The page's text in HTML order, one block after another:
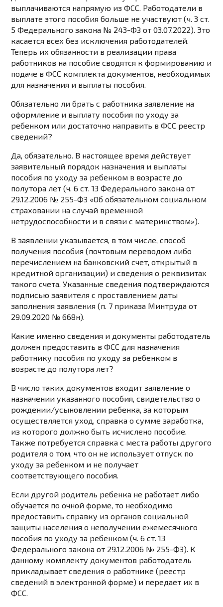
выплачиваются напрямую из ФСС. Работодатели в
выплате этого пособия больше не участвуют (ч. 3 ст.
5 Федерального закона № 243-ФЗ от 03.07.2022). Это
касается всех без исключения работодателей.
Теперь их обязанности в реализации права
работников на пособие сводятся к формированию и
подаче в ФСС комплекта документов, необходимых
для назначения и выплаты пособия.
Обязательно ли брать с работника заявление на
оформление и выплату пособия по уходу за
ребенком или достаточно направить в ФСС реестр
сведений?
Да, обязательно. В настоящее время действует
заявительный порядок назначения и выплаты
пособия по уходу за ребенком в возрасте до
полутора лет (ч. 6 ст. 13 Федерального закона от
29.12.2006 № 255-ФЗ «Об обязательном социальном
страховании на случай временной
нетрудоспособности и в связи с материнством»).
В заявлении указывается, в том числе, способ
получения пособия (почтовым переводом либо
перечислением на банковский счет, открытый в
кредитной организации) и сведения о реквизитах
такого счета. Указанные сведения подтверждаются
подписью заявителя с проставлением даты
заполнения заявления (п. 7 приказа Минтруда от
29.09.2020 № 668н).
Какие именно сведения и документы работодатель
должен предоставить в ФСС для назначения
работнику пособия по уходу за ребенком в
возрасте до полутора лет?
В число таких документов входит заявление о
назначении указанного пособия, свидетельство о
рождении/усыновлении ребенка, за которым
осуществляется уход, справка о сумме заработка,
из которого должно быть исчислено пособие.
Также потребуется справка с места работы другого
родителя о том, что он не использует отпуск по
уходу за ребенком и не получает
соответствующего пособия.
Если другой родитель ребенка не работает либо
обучается по очной форме, то необходимо
предоставить справку из органов социальной
защиты населения о неполучении ежемесячного
пособия по уходу за ребенком (ч. 6 ст. 13
Федерального закона от 29.12.2006 № 255-ФЗ). К
данному комплекту документов работодатель
прикладывает сведения о работнике (реестр
сведений в электронной форме) и передает их в
ФСС.